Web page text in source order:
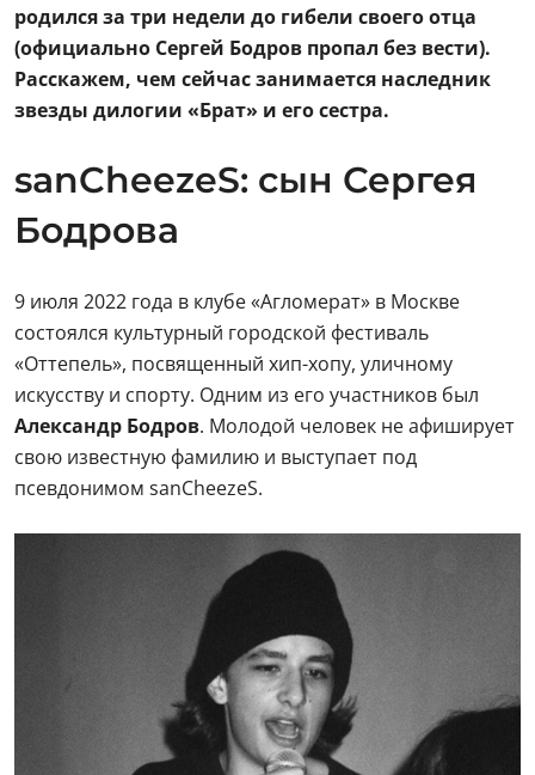
родился за три недели до гибели своего отца
(официально Сергей Бодров пропал без вести).
Расскажем, чем сейчас занимается наследник
звезды дилогии «Брат» и его сестра.
sanCheezeS: сын Сергея
Бодрова
9 июля 2022 года в клубе «Агломерат» в Москве
состоялся культурный городской фестиваль
«Оттепель», посвященный хип-хопу, уличному
искусству и спорту. Одним из его участников был
Александр Бодров. Молодой человек не афиширует
свою известную фамилию и выступает под
псевдонимом sanCheezeS.